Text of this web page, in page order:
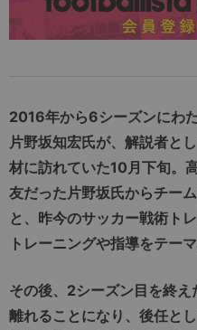
2016年から6シーズンにわ
片野坂知宏氏が、解説者と
材に訪れていた10月下旬。
友だった片野坂氏からチー
と、昨今のサッカー戦術ト
トレーニングや指導をテー
その後、2シーズン目を終
離れることになり、後任と